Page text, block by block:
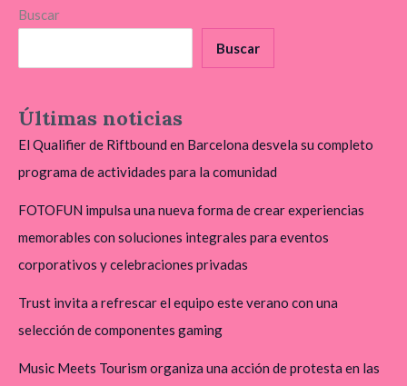
Buscar
Buscar
Últimas noticias
El Qualifier de Riftbound en Barcelona desvela su completo
programa de actividades para la comunidad
FOTOFUN impulsa una nueva forma de crear experiencias
memorables con soluciones integrales para eventos
corporativos y celebraciones privadas
Trust invita a refrescar el equipo este verano con una
selección de componentes gaming
Music Meets Tourism organiza una acción de protesta en las